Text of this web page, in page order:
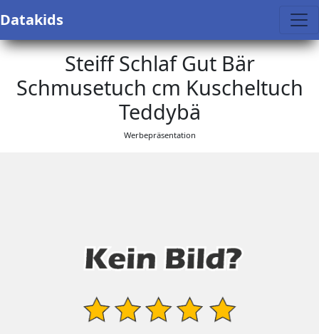
Datakids
Steiff Schlaf Gut Bär
Schmusetuch cm Kuscheltuch
Teddybä
Werbepräsentation